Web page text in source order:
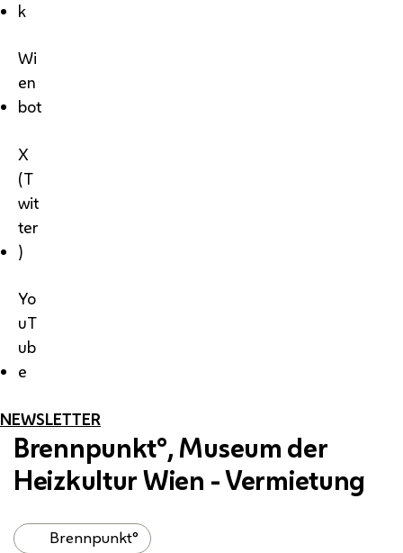
k
Wi
en
bot
X
(T
wit
ter
)
Yo
uT
ub
e
NEWSLETTER
Brennpunkt°, Museum der
Heizkultur Wien - Vermietung
Brennpunkt°